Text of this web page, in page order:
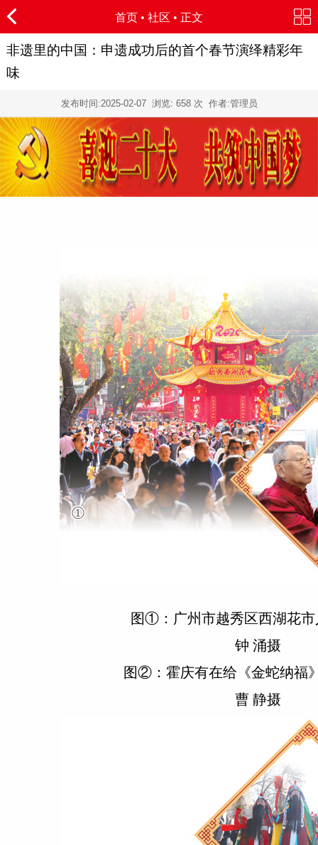
首页 • 社区 • 正文
非遗里的中国：申遗成功后的首个春节演绎精彩年
味
发布时间:2025-02-07浏览: 658 次 作者:管理员
图①：广州市越秀区西湖花市
钟 涌摄
图②：霍庆有在给《金蛇纳福
曹 静摄